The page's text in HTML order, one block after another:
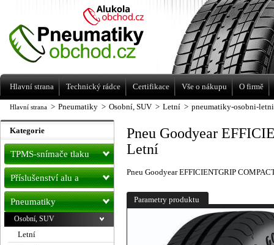
Hlavní strana > Pneumatiky > Osobní, SUV > Letní > pneumatiky-osobni-
Pneu Goodyear
Letní
Pneu Goodyear EFFICIENTGRIP
Parametry produktu
Kategorie
TPMS-snímače tlaku
Příslušenství alu a
pneu
Pneumatiky
Osobní, SUV
Letní
Levné pneumatiky letní, zimní, Alu kola
a litá kola Racing Line
Hlavní strana Technický rádce Certifikace Vše o nákupu O firmě